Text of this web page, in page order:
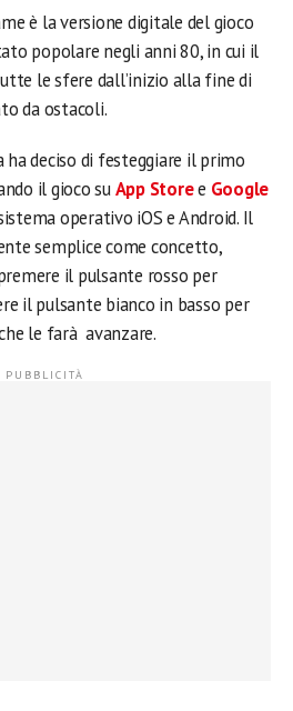
è la versione digitale del gioco
popolare negli anni 80, in cui il
le sfere dall’inizio alla fine di
da ostacoli.
deciso di festeggiare il primo
il gioco suApp Storee Google
operativo iOS e Android. Il
semplice come concetto,
il pulsante rosso per
il pulsante bianco in basso per
le farà avanzare.